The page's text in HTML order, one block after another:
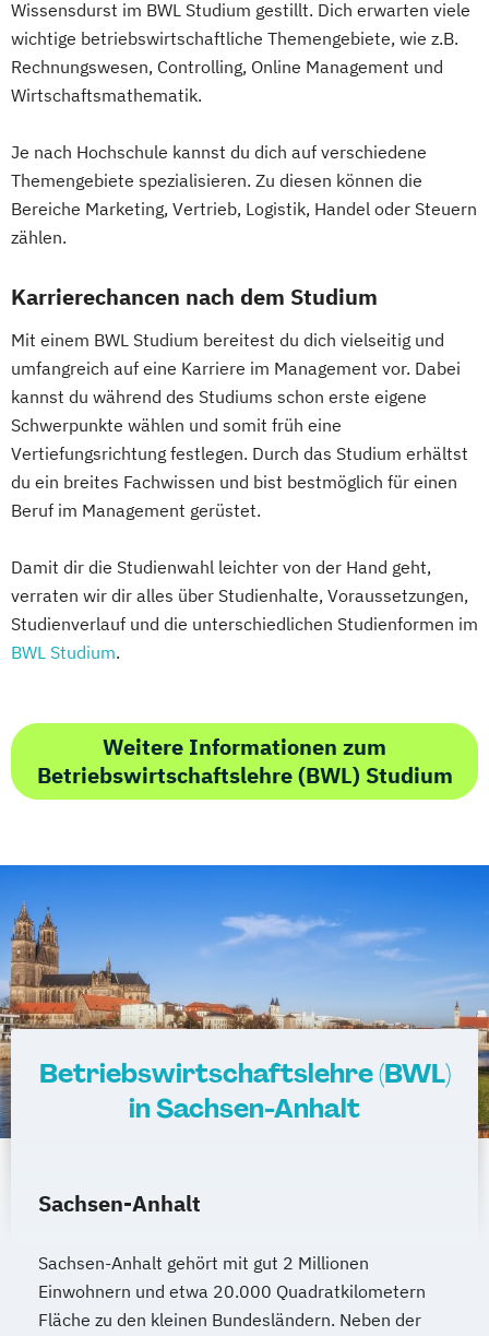
Wissensdurst im BWL Studium gestillt. Dich erwarten viele
wichtige betriebswirtschaftliche Themengebiete, wie z.B.
Rechnungswesen, Controlling, Online Management und
Wirtschaftsmathematik.
Je nach Hochschule kannst du dich auf verschiedene
Themengebiete spezialisieren. Zu diesen können die
Bereiche Marketing, Vertrieb, Logistik, Handel oder Steuern
zählen.
Karrierechancen nach dem Studium
Mit einem BWL Studium bereitest du dich vielseitig und
umfangreich auf eine Karriere im Management vor. Dabei
kannst du während des Studiums schon erste eigene
Schwerpunkte wählen und somit früh eine
Vertiefungsrichtung festlegen. Durch das Studium erhältst
du ein breites Fachwissen und bist bestmöglich für einen
Beruf im Management gerüstet.
Damit dir die Studienwahl leichter von der Hand geht,
verraten wir dir alles über Studienhalte, Voraussetzungen,
Studienverlauf und die unterschiedlichen Studienformen im
BWL Studium.
Weitere Informationen zum
Betriebswirtschaftslehre (BWL) Studium
Betriebswirtschaftslehre (BWL)
in Sachsen-Anhalt
Sachsen-Anhalt
Sachsen-Anhalt gehört mit gut 2 Millionen
Einwohnern und etwa 20.000 Quadratkilometern
Fläche zu den kleinen Bundesländern. Neben der